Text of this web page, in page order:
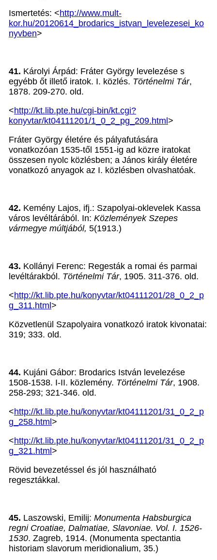
Ismertetés: <http://www.mult-
kor.hu/20120614_brodarics_istvan_levelezesei_ko
nyvben>
41. Károlyi Árpád: Fráter György levelezése s
egyébb őt illető iratok. I. közlés. Történelmi Tár,
1878. 209-270. old.
<http://kt.lib.pte.hu/cgi-bin/kt.cgi?
konyvtar/kt04111201/1_0_2_pg_209.html >
Fráter György életére és pályafutására
vonatkozóan 1535-től 1551-ig ad közre iratokat
összesen nyolc közlésben; a János király életére
vonatkozó anyagok az I. közlésben olvashatóak.
42. Kemény Lajos, ifj.: Szapolyai-oklevelek Kassa
város levéltárából. In: Közlemények Szepes
vármegye múltjából, 5(1913.)
43. Kollányi Ferenc: Regesták a romai és parmai
levéltárakból. Történelmi Tár, 1905. 311-376. old.
<http://kt.lib.pte.hu/konyvtar/kt04111201/28_0_2_p
g_311.html >
Közvetlenül Szapolyaira vonatkozó iratok kivonatai:
319; 333. old.
44. Kujáni Gábor: Brodarics István levelezése
1508-1538. I-II. közlemény. Történelmi Tár, 1908.
258-293; 321-346. old.
<http://kt.lib.pte.hu/konyvtar/kt04111201/31_0_2_p
g_258.html >
<http://kt.lib.pte.hu/konyvtar/kt04111201/31_0_2_p
g_321.html >
Rövid bevezetéssel és jól használható
regesztákkal.
45. Laszowski, Emilij: Monumenta Habsburgica
regni Croatiae, Dalmatiae, Slavoniae. Vol. I. 1526-
1530. Zagreb, 1914. (Monumenta spectantia
historiam slavorum meridionalium, 35.)